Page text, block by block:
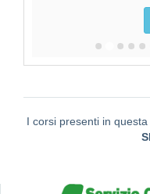
I corsi presenti in